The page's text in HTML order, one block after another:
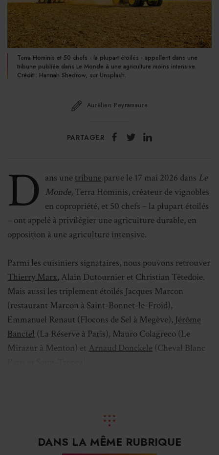
Terra Hominis et 50 chefs - la plupart étoilés - appellent dans une
tribune publiée dans Le Monde à une agriculture moins intensive.
Crédit : Hannah Shedrow, sur Unsplash.
Aurélien Peyramaure
PARTAGER
D ans une tribune parue le 17 mai 2026 dans Le
Monde, Terra Hominis, créateur de vignobles
en copropriété, et 50 chefs – la plupart étoilés
– ont appelé à privilégier une agriculture durable, en
opposition à une agriculture intensive.
Parmi les cuisiniers signataires, nous pouvons retrouver
Thierry Marx, Alain Dutournier et Christian Têtedoie.
Mais aussi les triplement étoilés Jacques Marcon
(restaurant Marcon à Saint-Bonnet-le-Froid),
Emmanuel Renaut (Flocons de Sel à Megève), Jérôme
Banctel (La Réserve à Paris), Mauro Colagreco (Le
Mirazur à Menton) et Arnaud Donckele (Cheval Blanc
« taille critique »
compétitivité»
signataires qui estiment qu’un tel constat revient à
DANS LA MÊME RUBRIQUE